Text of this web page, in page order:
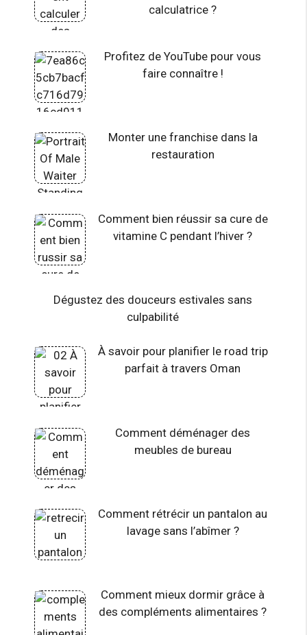
calculatrice ?
Profitez de YouTube pour vous
faire connaître !
Monter une franchise dans la
restauration
Comment bien réussir sa cure de
vitamine C pendant l’hiver ?
Dégustez des douceurs estivales sans
culpabilité
À savoir pour planifier le road trip
parfait à travers Oman
Comment déménager des
meubles de bureau
Comment rétrécir un pantalon au
lavage sans l’abîmer ?
Comment mieux dormir grâce à
des compléments alimentaires ?